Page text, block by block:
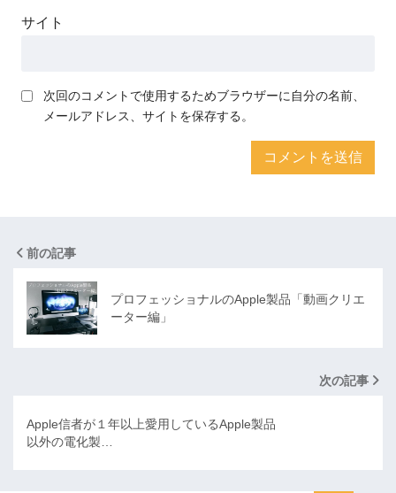
サイト
次回のコメントで使用するためブラウザーに自分の名前、
メールアドレス、サイトを保存する。
前の記事
プロフェッショナルのApple製品「動画クリエ
ーター編」
次の記事
Apple信者が１年以上愛用しているApple製品
以外の電化製…